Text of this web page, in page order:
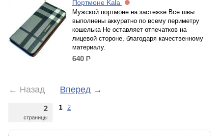
Портмоне Kala
Мужской портмоне на застежке Все швы
выполнены аккуратно по всему периметру
кошелька Не оставляет отпечатков на
лицевой стороне, благодаря качественному
материалу.
640 р.
← Назад Вперед →
2
страницы
1 2